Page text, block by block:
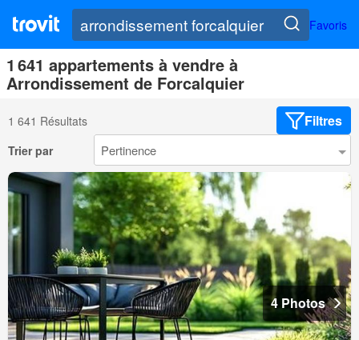
Favoris
1 641 appartements à vendre à
Arrondissement de Forcalquier
1 641 Résultats Filtres
Trier par
4 Photos